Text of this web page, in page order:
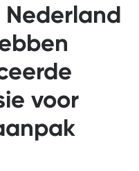
Nederland
voor